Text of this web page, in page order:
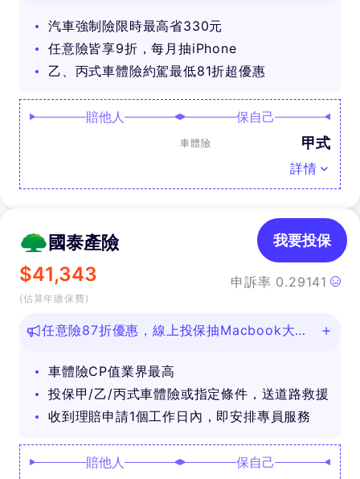
汽車強制險限時最高省330元
任意險皆享9折，每月抽iPhone
乙、丙式車體險約駕最低81折超優惠
賠他人 保自己
車體險 甲式
詳情
國泰產險
$41,343
(估算年繳保費)
申訴率 0.29141
我要投保
任意險87折優惠，線上投保抽Macbook大
車體險CP值業界最高
投保甲/乙/丙式車體險或指定條件，送道路救援
收到理賠申請1個工作日內，即安排專員服務
賠他人 保自己